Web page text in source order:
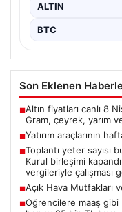
ALTIN
BTC
Son Eklenen
■Altın fiyatları canlı 8
Gram, çeyrek, yarım
■Yatırım araçlarının
■Toplantı yeter sayısı
Kurul birleşimi
vergileriyle çalışması
■Açık Hava Mutfakları
■Öğrencilere maaş